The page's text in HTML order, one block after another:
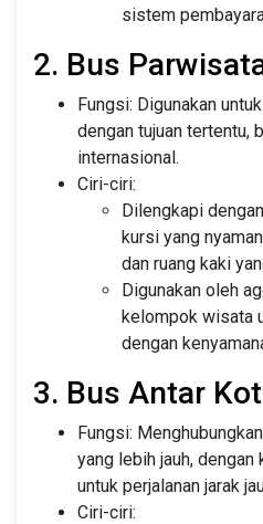
sistem
2. Bus
Fungsi: Digunakan
dengan tujuan tertentu,
internasional.
Ciri-ciri:
Dilengkapi
kursi yang
dan ruang kaki
Digunakan oleh
kelompok wisata
dengan
3. Bus Antar
Fungsi:
yang lebih jauh,
untuk perjalanan jarak
Ciri-ciri: